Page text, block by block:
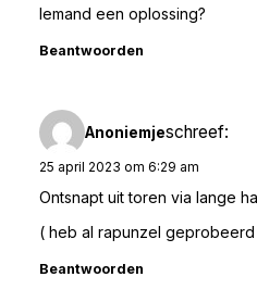
Iemand een oplossing?
Beantwoorden
Anoniemjeschreef:
25 april 2023 om 6:29 am
Ontsnapt uit toren via lange
( heb al rapunzel geprobeerd
Beantwoorden